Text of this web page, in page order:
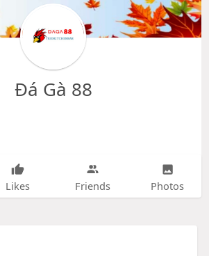
Đá Gà 88
Likes Friends Photos